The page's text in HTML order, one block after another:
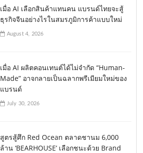
เมื่อ AI เลือกสินค้าแทนคน แบรนด์ไทยจะสู้
ธุรกิจจีนอย่างไรในสมรภูมิการค้าแบบใหม่
August 4, 2026
เมื่อ AI ผลิตคอนเทนต์ได้ไม่จำกัด “Human-
Made” อาจกลายเป็นฉลากพรีเมียมใหม่ของ
แบรนด์
July 30, 2026
สูตรสู้ศึก Red Ocean ตลาดชานม 6,000
ล้าน ‘BEARHOUSE’ เลือกชนะด้วย Brand